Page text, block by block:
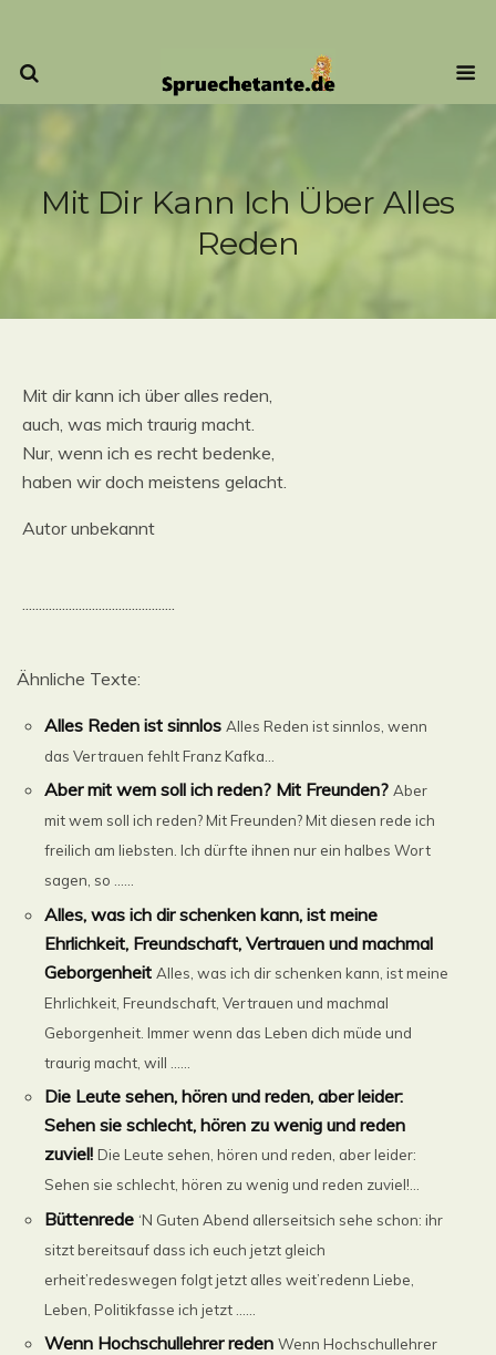
Mit Dir Kann Ich Über Alles
Reden
Mit dir kann ich über alles reden,
auch, was mich traurig macht.
Nur, wenn ich es recht bedenke,
haben wir doch meistens gelacht.
Autor unbekannt
..............................................
Ähnliche Texte:
Alles Reden ist sinnlos Alles Reden ist sinnlos, wenn
das Vertrauen fehlt Franz Kafka...
Aber mit wem soll ich reden? Mit Freunden? Aber
mit wem soll ich reden? Mit Freunden? Mit diesen rede ich
freilich am liebsten. Ich dürfte ihnen nur ein halbes Wort
sagen, so ......
Alles, was ich dir schenken kann, ist meine
Ehrlichkeit, Freundschaft, Vertrauen und machmal
Geborgenheit Alles, was ich dir schenken kann, ist meine
Ehrlichkeit, Freundschaft, Vertrauen und machmal
Geborgenheit. Immer wenn das Leben dich müde und
traurig macht, will ......
Die Leute sehen, hören und reden, aber leider:
Sehen sie schlecht, hören zu wenig und reden
zuviel! Die Leute sehen, hören und reden, aber leider:
Sehen sie schlecht, hören zu wenig und reden zuviel!...
Büttenrede ‘N Guten Abend allerseitsich sehe schon: ihr
sitzt bereitsauf dass ich euch jetzt gleich
erheit’redeswegen folgt jetzt alles weit’redenn Liebe,
Leben, Politikfasse ich jetzt ......
Wenn Hochschullehrer reden Wenn Hochschullehrer